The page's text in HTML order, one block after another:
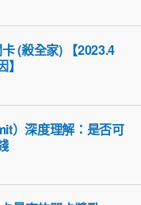
(殺全家) 【2023.4
）深度理解：是否可